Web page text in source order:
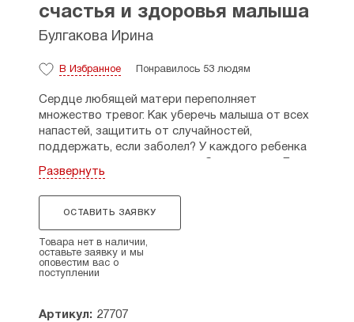
счастья и здоровья малыша
Булгакова Ирина
В Избранное Понравилось 53 людям
Сердце любящей матери переполняет
множество тревог. Как уберечь малыша от всех
напастей, защитить от случайностей,
поддержать, если заболел? У каждого ребенка
И нет ничего на свете сильнее материнской
молитвы.
чтобы попросить помощи для любимого сына
или дочки. В ней заботливо собраны
проверенные веками молитвы для каждого
Для удобства молитвы дополнены пояснениями
Развернуть
ОСТАВИТЬ ЗАЯВКУ
Товара нет в наличии,
оставьте заявку и мы
оповестим вас о
поступлении
Артикул: 27707